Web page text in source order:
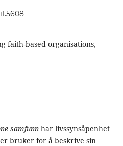
faith-based organisations,
samfunn har livssynsåpenhet
bruker for å beskrive sin